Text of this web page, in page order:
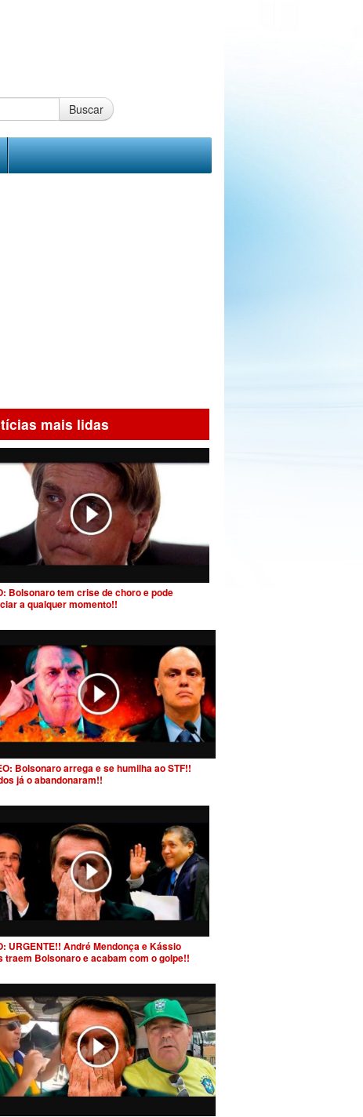
Buscar
mais lidas
Bolsonaro tem crise de choro e pode
a qualquer momento!!
Bolsonaro arrega e se humilha ao STF!!
já o abandonaram!!
URGENTE!! André Mendonça e Kássio
traem Bolsonaro e acabam com o golpe!!